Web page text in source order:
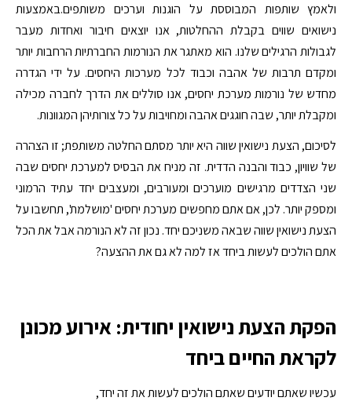
ולאמץ שותפות המבוססת על הוגנות וערכים משותפים.באמצעות
נישואים שווים בקבלת ההחלטות, אנו יוצאים חיבור ואחדות מעבר
לגבולות הרגילים שלנו. הוא מאתגר את הנורמות החברתיות הרחבות יותר
ומקדם תרבות של אהבה וכבוד לכל מערכות היחסים. על ידי הגדרה
מחדש של נורמות מערכת יחסים, אנו סוללים את הדרך לחברה מכילה
ומקבלת יותר, שבה חוגגים אהבה ומחויבות על כל צורותיהן המגוונות.
לסיכום, הצעת נישואין שווה היא יותר מסתם החלטה משותפת; זו הצהרה
של שוויון, כבוד והבנה הדדית. זה מניח את הבסיס למערכת יחסים שבה
שני הצדדים מרגישים מוערכים ומעורבים, ומעצבים יחד עתיד הרמוני
ומספק יותר. לכן, אם אתם מחפשים מערכת יחסים 'מושלמת', תחשבו על
הצעת נישואין שווה שבאה משניכם יחד. נכון זה לא הנורמה אבל את הכל
אתם הולכים לעשות ביחד אז למה לא גם את ההצעה?
הפקת הצעת נישואין יחודית: אירוע מכונן
לקראת החיים ביחד
עכשיו שאתם יודעים שאתם הולכים לעשות את זה יחד,